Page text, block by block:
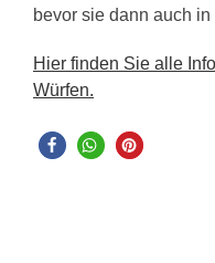
bevor sie dann auch
Hier finden Sie alle
Würfen.